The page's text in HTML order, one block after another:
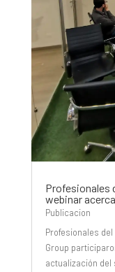
Profesionales
webinar
Publicacion
Profesionales
Group
actualización del